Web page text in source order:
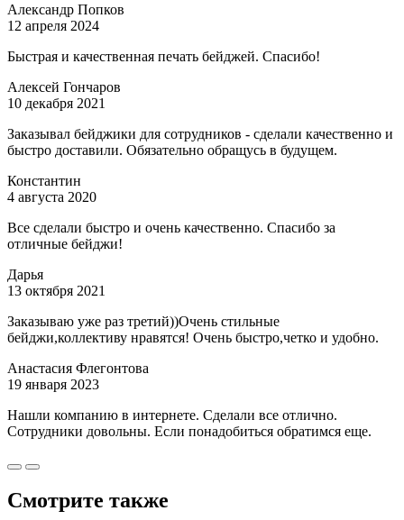
Александр Попков
12 апреля 2024
Быстрая и качественная печать бейджей. Спасибо!
Алексей Гончаров
10 декабря 2021
Заказывал бейджики для сотрудников - сделали качественно и
быстро доставили. Обязательно обращусь в будущем.
Константин
4 августа 2020
Все сделали быстро и очень качественно. Спасибо за
отличные бейджи!
Дарья
13 октября 2021
Заказываю уже раз третий))Очень стильные
бейджи,коллективу нравятся! Очень быстро,четко и удобно.
Анастасия Флегонтова
19 января 2023
Нашли компанию в интернете. Сделали все отлично.
Сотрудники довольны. Если понадобиться обратимся еще.
Смотрите также